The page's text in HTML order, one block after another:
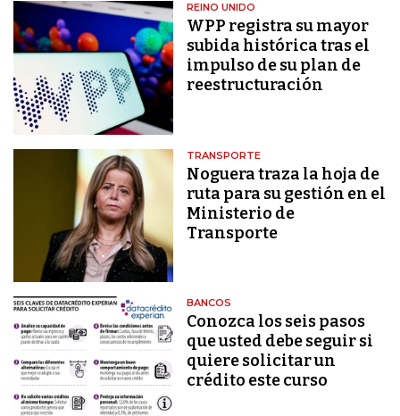
REINO UNIDO
WPP registra su mayor
subida histórica tras el
impulso de su plan de
reestructuración
TRANSPORTE
Noguera traza la hoja de
ruta para su gestión en el
Ministerio de
Transporte
BANCOS
Conozca los seis pasos
que usted debe seguir si
quiere solicitar un
crédito este curso